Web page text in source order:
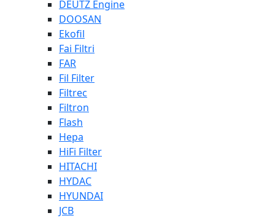
DEUTZ Engine
DOOSAN
Ekofil
Fai Filtri
FAR
Fil Filter
Filtrec
Filtron
Flash
Hepa
HiFi Filter
HITACHI
HYDAC
HYUNDAI
JCB